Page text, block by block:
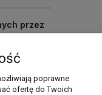
przez
poprawne
ofertę do Twoich